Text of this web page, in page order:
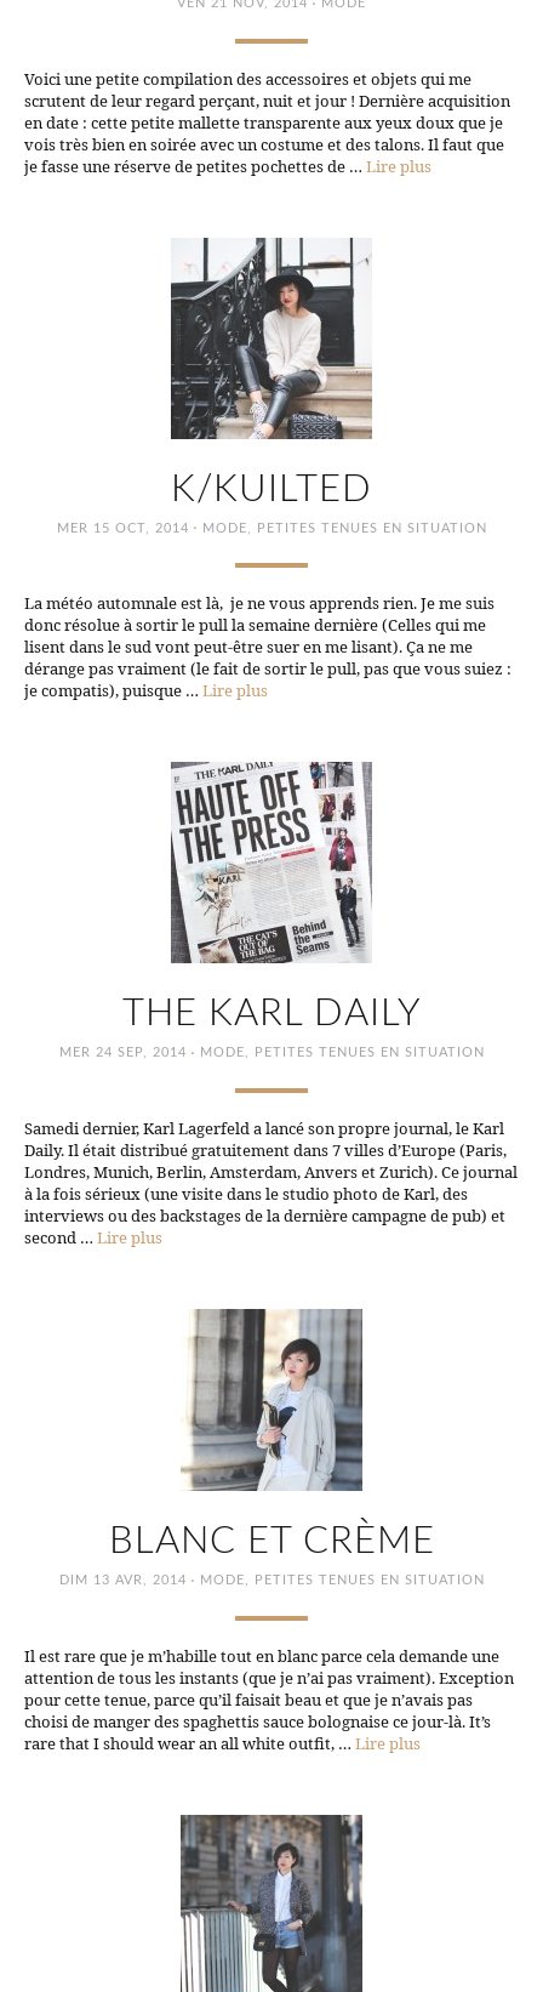
VEN 21 NOV, 2014 MODE
Voici une petite compilation des accessoires et objets qui me
scrutent de leur regard perçant, nuit et jour ! Dernière acquisition
en date : cette petite mallette transparente aux yeux doux que je
vois très bien en soirée avec un costume et des talons. Il faut que
je fasse une réserve de petites pochettes de … Lire plus
K/KUILTED
MER 15 OCT, 2014 · MODE PETITES TENUES EN SITUATION
La météo automnale est là, je ne vous apprends rien. Je me suis
donc résolue à sortir le pull la semaine dernière (Celles qui me
lisent dans le sud vont peut-être suer en me lisant). Ça ne me
dérange pas vraiment (le fait de sortir le pull, pas que vous suiez :
je compatis), puisque … Lire plus
THE KARL DAILY
MER 24 SEP, 2014 · MODE, PETITES TENUES EN SITUATION
Samedi dernier, Karl Lagerfeld a lancé son propre journal, le Karl
Daily. Il était distribué gratuitement dans 7 villes d’Europe (Paris,
Londres, Munich, Berlin, Amsterdam, Anvers et Zurich). Ce journal
à la fois sérieux (une visite dans le studio photo de Karl, des
interviews ou des backstages de la dernière campagne de pub) et
second … Lire plus
BLANC ET CRÈME
DIM 13 AVR, 2014 · MODE PETITES TENUES EN SITUATION
Il est rare que je m’habille tout en blanc parce cela demande une
attention de tous les instants (que je n’ai pas vraiment). Exception
pour cette tenue, parce qu’il faisait beau et que je n’avais pas
choisi de manger des spaghettis sauce bolognaise ce jour-là. It’s
rare that I should wear an all white outfit, … Lire plus